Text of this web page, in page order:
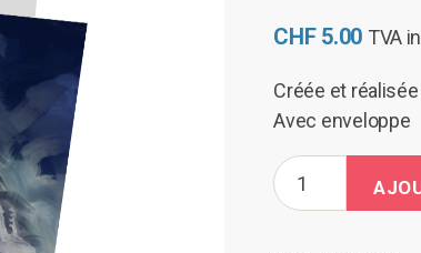
CHF5.00 TVA
Créée et
Avec enveloppe
quantité
de